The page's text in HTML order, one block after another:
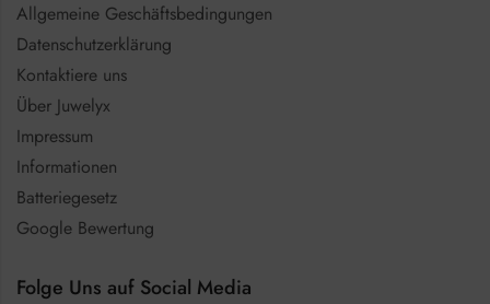
Allgemeine Geschäftsbedingungen
Datenschutzerklärung
Kontaktiere uns
Über Juwelyx
Impressum
Informationen
Batteriegesetz
Google Bewertung
Folge Uns auf Social Media